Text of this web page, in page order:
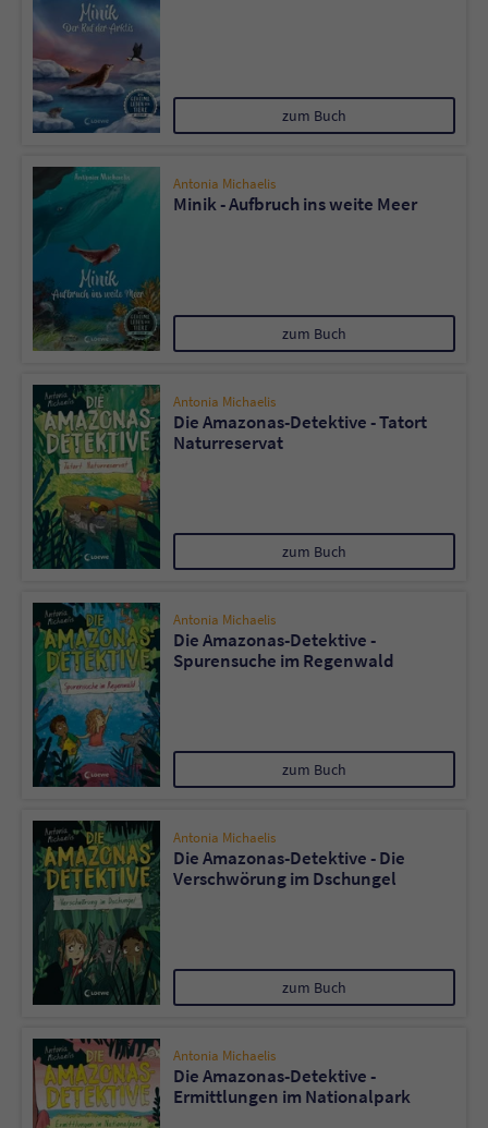
zum Buch
Antonia Michaelis
Minik - Aufbruch ins weite Meer
zum Buch
Antonia Michaelis
Die Amazonas-Detektive - Tatort
Naturreservat
zum Buch
Antonia Michaelis
Die Amazonas-Detektive -
Spurensuche im Regenwald
zum Buch
Antonia Michaelis
Die Amazonas-Detektive - Die
Verschwörung im Dschungel
zum Buch
Antonia Michaelis
Die Amazonas-Detektive -
Ermittlungen im Nationalpark